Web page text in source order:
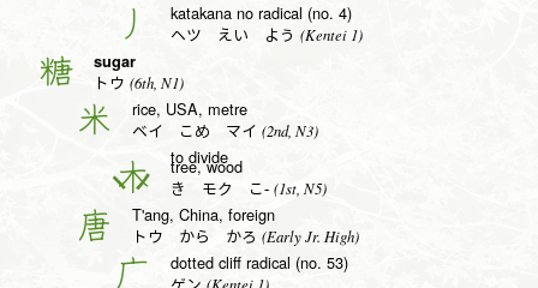
丿 katakana no radical (no. 4)
ヘツ えい よう (Kentei 1)
糖 sugar
トウ (6th, N1)
米 rice, USA, metre
ベイ こめ マイ (2nd, N3)
to divide
木 tree, wood
き モク こ- (1st, N5)
唐 T'ang, China, foreign
トウ から かろ (Early Jr. High)
广 dotted cliff radical (no. 53)
(Kentei 1)